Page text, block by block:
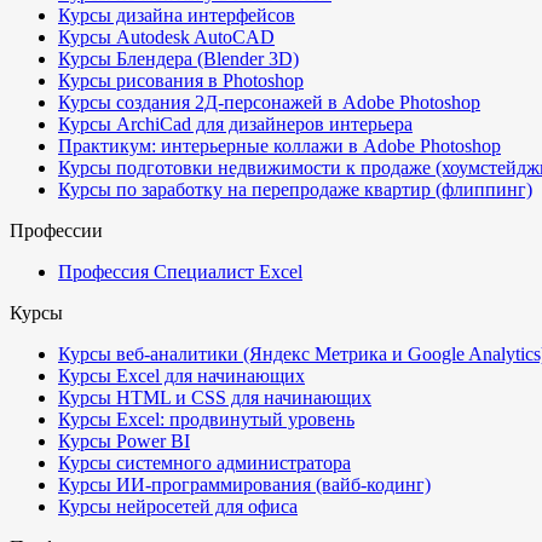
Курсы дизайна интерфейсов
Курсы Autodesk AutoCAD
Курсы Блендера (Blender 3D)
Курсы рисования в Photoshop
Курсы создания 2Д-персонажей в Adobe Photoshop
Курсы ArchiCad для дизайнеров интерьера
Практикум: интерьерные коллажи в Adobe Photoshop
Курсы подготовки недвижимости к продаже
Курсы по заработку на перепродаже квартир (флиппинг)
Профессии
Профессия Специалист Excel
Курсы
Курсы веб-аналитики (Яндекс Метрика и Google
Курсы Excel для начинающих
Курсы HTML и CSS для начинающих
Курсы Excel: продвинутый уровень
Курсы Power BI
Курсы системного администратора
Курсы ИИ-программирования (вайб-кодинг)
Курсы нейросетей для офиса